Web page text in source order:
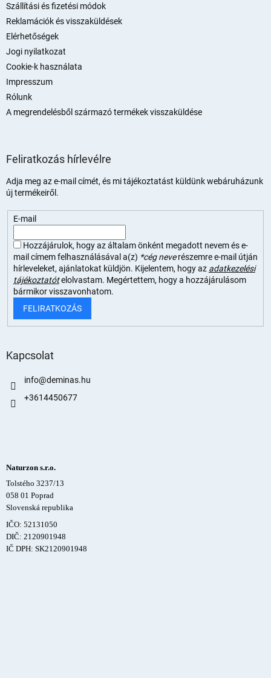
Szállítási és fizetési módok
Reklamációk és visszaküldések
Elérhetőségek
Jogi nyilatkozat
Cookie-k használata
Impresszum
Rólunk
A megrendelésből származó termékek visszaküldése
Feliratkozás hírlevélre
Adja meg az e-mail címét, és mi tájékoztatást küldünk webáruházunk
új termékeiről.
E-mail
Hozzájárulok, hogy az általam önként megadott nevem és e-
mail címem felhasználásával a(z) *cég neverészemre e-mail útján
hírleveleket, ajánlatokat küldjön. Kijelentem, hogy az adatkezelési
tájékoztatót elolvastam. Megértettem, hogy a hozzájárulásom
bármikor visszavonhatom.
FELIRATKOZÁS
Kapcsolat
info@deminas.hu
+3614450677
Naturzon s.r.o.
Tolstého 3237/13
058 01 Poprad
Slovenská republika
IČO: 52131050
DIČ: 2120901948
IČ DPH: SK2120901948